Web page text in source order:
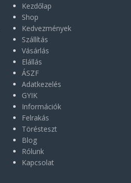
Kezdőlap
Shop
Kedvezmények
Szállítás
Vásárlás
Elállás
ÁSZF
Adatkezelés
GYIK
Információk
Felrakás
Törésteszt
Blog
Rólunk
Kapcsolat